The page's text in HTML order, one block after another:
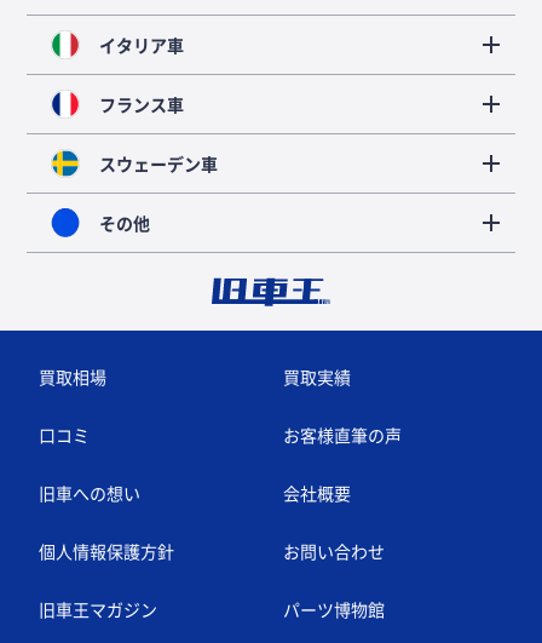
イタリア車
フランス車
スウェーデン車
その他
買取相場 買取実績
口コミ お客様直筆の声
旧車への想い 会社概要
個人情報保護方針 お問い合わせ
旧車王マガジン パーツ博物館